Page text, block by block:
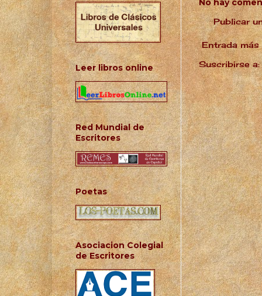
No hay
Publicar
Entrada más
Suscribirse a:
Leer libros online
Red Mundial de
Escritores
Poetas
Asociacion Colegial
de Escritores